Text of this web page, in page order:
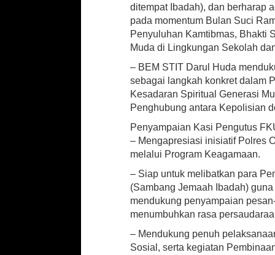
ditempat Ibadah), dan berharap
pada momentum Bulan Suci
Penyuluhan Kamtibmas, Bhakti
Muda di Lingkungan Sekolah
– BEM STIT Darul Huda
sebagai langkah konkret dalam
Kesadaran Spiritual Generasi
Penghubung antara Kepolisian
Penyampaian Kasi Pengutus
– Mengapresiasi inisiatif Polres
melalui Program Keagamaan.
– Siap untuk melibatkan para
(Sambang Jemaah Ibadah)
mendukung penyampaian
menumbuhkan rasa
– Mendukung penuh
Sosial, serta kegiatan